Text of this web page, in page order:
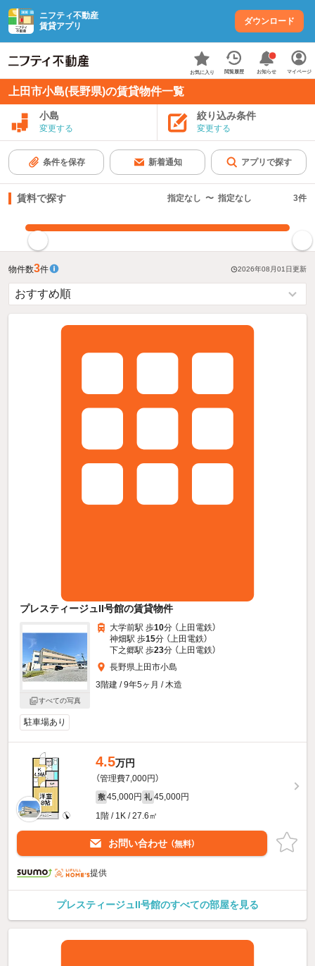
ニフティ不動産
賃貸アプリ
ダウンロード
お気に入り 閲覧履歴 お知らせ マイページ
上田市小島(長野県)の賃貸物件一覧
小島
変更する
絞り込み条件
変更する
条件を保存 新着通知 アプリで探す
賃料で探す 指定なし 〜 指定なし 3件
物件数3件 2026年08月01日更新
プレスティージュII号館の賃貸物件
すべての写真
大学前駅 歩10分 （上田電鉄）
神畑駅 歩15分 （上田電鉄）
下之郷駅 歩23分 （上田電鉄）
長野県上田市小島
3階建 / 9年5ヶ月 / 木造
駐車場あり
4.5万円
（管理費7,000円）
敷 45,000円 礼 45,000円
1階 / 1K / 27.6㎡
お問い合わせ （無料）
提供
プレスティージュII号館のすべての部屋を見る